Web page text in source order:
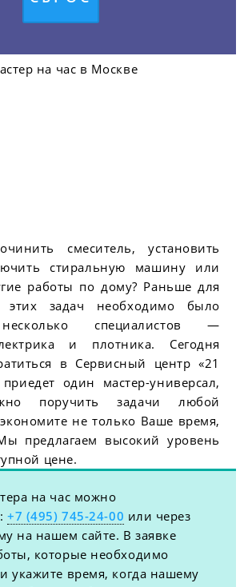
смеситель, установить
стиральную машину или
работы по дому? Раньше для
этих задач необходимо было
специалистов —
и плотника. Сегодня
в Сервисный центр «21
один мастер-универсал,
поручить задачи любой
не только Ваше время,
предлагаем высокий уровень
цене.
на час можно
+7 (495) 745-24-00 или через
на нашем сайте. В заявке
которые необходимо
укажите время, когда нашему